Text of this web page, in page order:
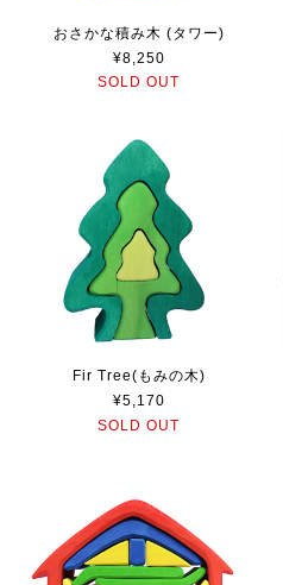
おさかな積み木 (タワー)
¥8,250
SOLD OUT
Fir Tree(もみの木)
¥5,170
SOLD OUT